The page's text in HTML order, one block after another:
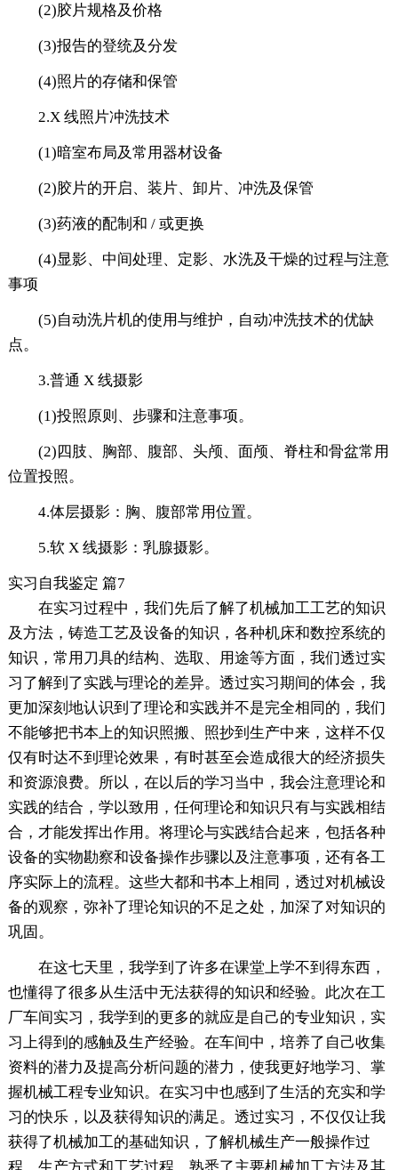
(2)胶片规格及价格
(3)报告的登统及分发
(4)照片的存储和保管
2.X 线照片冲洗技术
(1)暗室布局及常用器材设备
(2)胶片的开启、装片、卸片、冲洗及保管
(3)药液的配制和 / 或更换
(4)显影、中间处理、定影、水洗及干燥的过程与注意
事项
(5)自动洗片机的使用与维护，自动冲洗技术的优缺
点。
3.普通 X 线摄影
(1)投照原则、步骤和注意事项。
(2)四肢、胸部、腹部、头颅、面颅、脊柱和骨盆常用
位置投照。
4.体层摄影：胸、腹部常用位置。
5.软 X 线摄影：乳腺摄影。
实习自我鉴定 篇7
在实习过程中，我们先后了解了机械加工工艺的知识
及方法，铸造工艺及设备的知识，各种机床和数控系统的
知识，常用刀具的结构、选取、用途等方面，我们透过实
习了解到了实践与理论的差异。透过实习期间的体会，我
更加深刻地认识到了理论和实践并不是完全相同的，我们
不能够把书本上的知识照搬、照抄到生产中来，这样不仅
仅有时达不到理论效果，有时甚至会造成很大的经济损失
和资源浪费。所以，在以后的学习当中，我会注意理论和
实践的结合，学以致用，任何理论和知识只有与实践相结
合，才能发挥出作用。将理论与实践结合起来，包括各种
设备的实物勘察和设备操作步骤以及注意事项，还有各工
序实际上的流程。这些大都和书本上相同，透过对机械设
备的观察，弥补了理论知识的不足之处，加深了对知识的
巩固。
在这七天里，我学到了许多在课堂上学不到得东西，
也懂得了很多从生活中无法获得的知识和经验。此次在工
厂车间实习，我学到的更多的就应是自己的专业知识，实
习上得到的感触及生产经验。在车间中，培养了自己收集
资料的潜力及提高分析问题的潜力，使我更好地学习、掌
握机械工程专业知识。在实习中也感到了生活的充实和学
习的快乐，以及获得知识的满足。透过实习，不仅仅让我
获得了机械加工的基础知识，了解机械生产一般操作过